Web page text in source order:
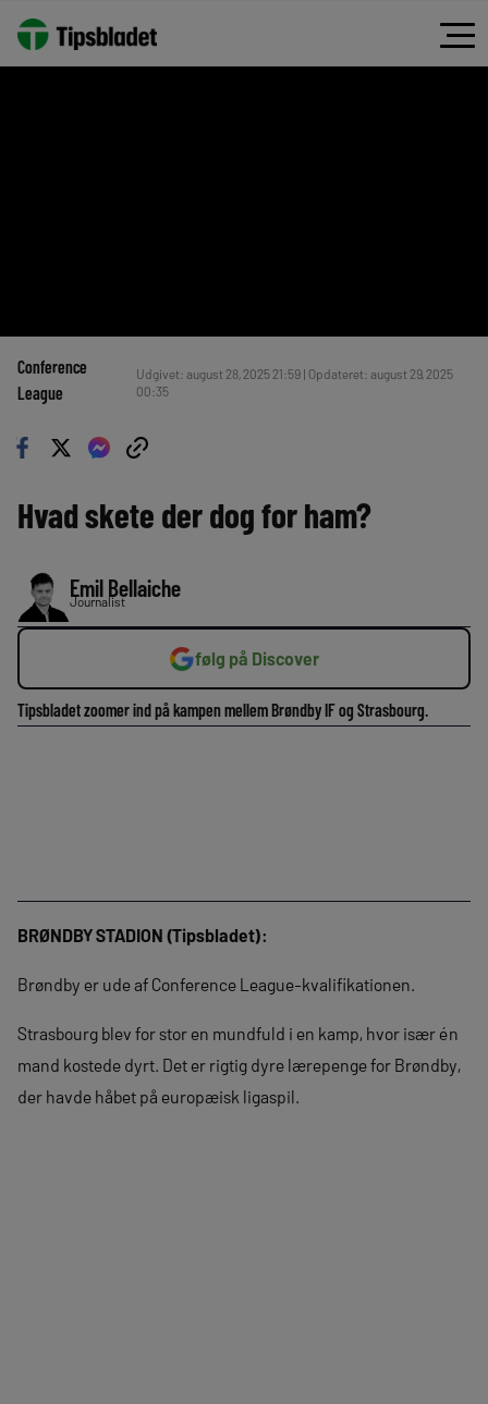
Conference
League
Udgivet: august 28, 2025 21:59 | Opdateret: august 29, 2025
00:35
Hvad skete der dog for ham?
Emil Bellaiche
Journalist
følg på Discover
Tipsbladet zoomer ind på kampen mellem Brøndby IF og Strasbourg.
BRØNDBY STADION (Tipsbladet):
Brøndby er ude af Conference League-kvalifikationen.
Strasbourg blev for stor en mundfuld i en kamp, hvor især én
mand kostede dyrt. Det er rigtig dyre lærepenge for Brøndby,
der havde håbet på europæisk ligaspil.